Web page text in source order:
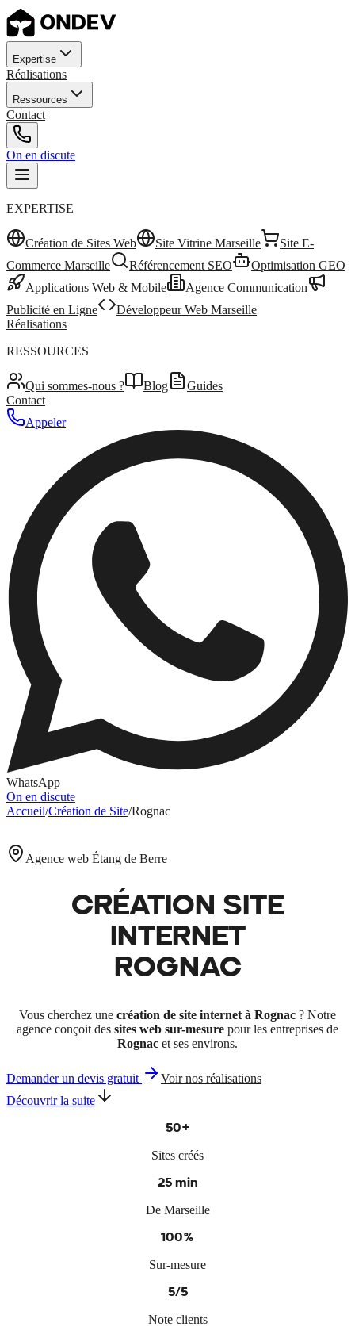
Expertise
Réalisations
Ressources
Contact
On en discute
EXPERTISE
Création de Sites Web Site Vitrine Marseille
Site E-
Commerce Marseille
Référencement SEO
Optimisation GEO
Applications Web & Mobile
Agence Communication
Publicité en Ligne
Développeur Web Marseille
Réalisations
RESSOURCES
Qui sommes-nous ? Blog
Guides
Contact
Appeler
WhatsApp
On en discute
Accueil/Création de Site/Rognac
Agence web Étang de Berre
CRÉATION SITE
INTERNET
ROGNAC
Vous cherchez une création de site internet à Rognac ? Notre
agence conçoit des sites web sur-mesure pour les entreprises de
Rognac et ses environs.
Demander un devis gratuit
Voir nos réalisations
Découvrir la suite
50+
Sites créés
25 min
De Marseille
100%
Sur-mesure
5/5
Note clients